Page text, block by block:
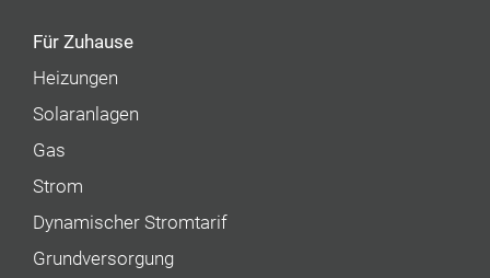
Für Zuhause
Heizungen
Solaranlagen
Gas
Strom
Dynamischer Stromtarif
Grundversorgung